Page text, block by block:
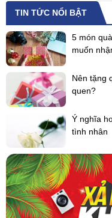
TIN TỨC NỔI BẬT
5 món
muốn
Nên tặng
quen?
Ý nghĩa
tình nhân